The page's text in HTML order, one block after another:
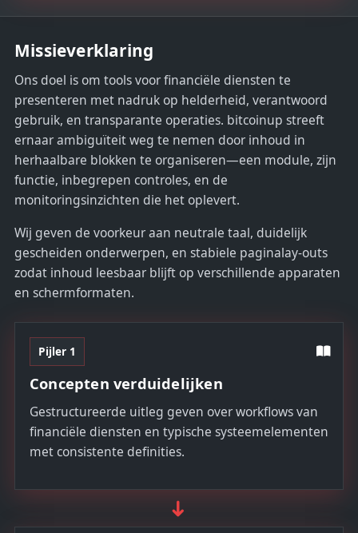
Missieverklaring
Ons doel is om tools voor financiële diensten te
presenteren met nadruk op helderheid, verantwoord
gebruik, en transparante operaties. bitcoinup streeft
ernaar ambiguïteit weg te nemen door inhoud in
herhaalbare blokken te organiseren—een module, zijn
functie, inbegrepen controles, en de
monitoringsinzichten die het oplevert.
Wij geven de voorkeur aan neutrale taal, duidelijk
gescheiden onderwerpen, en stabiele paginalay-outs
zodat inhoud leesbaar blijft op verschillende apparaten
en schermformaten.
Pijler 1
Concepten verduidelijken
Gestructureerde uitleg geven over workflows van
financiële diensten en typische systeemelementen
met consistente definities.
➜